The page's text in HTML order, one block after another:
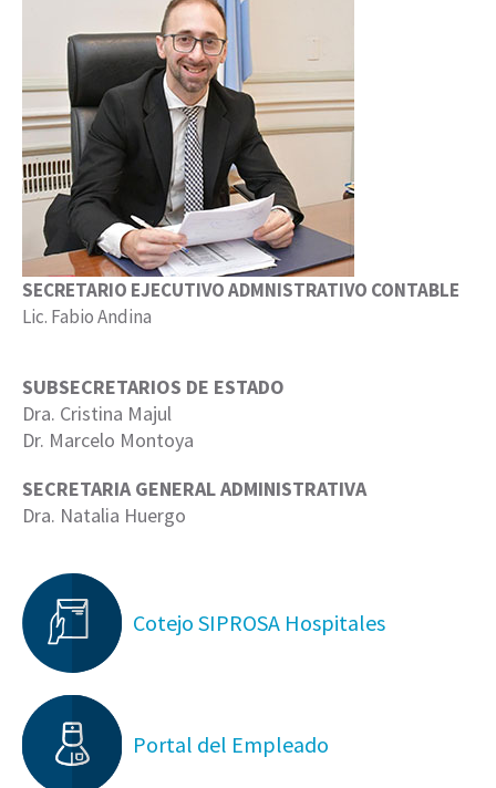
SECRETARIO EJECUTIVO ADMNISTRATIVO CONTABLE
Lic. Fabio Andina
SUBSECRETARIOS DE ESTADO
Dra. Cristina Majul
Dr. Marcelo Montoya
SECRETARIA GENERAL ADMINISTRATIVA
Dra. Natalia Huergo
Cotejo SIPROSA Hospitales
Portal del Empleado